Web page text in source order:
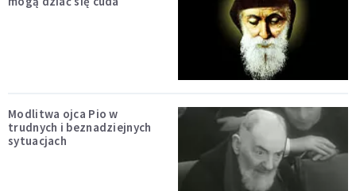
Modlitwa ojca Pio w
trudnych i beznadziejnych
sytuacjach